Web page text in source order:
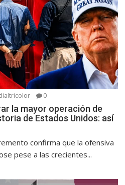
0
la mayor operación de
de Estados Unidos: así
confirma que la ofensiva
pese a las crecientes...